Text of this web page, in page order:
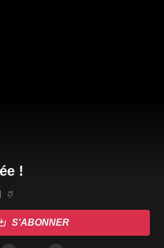
S'ABONNER